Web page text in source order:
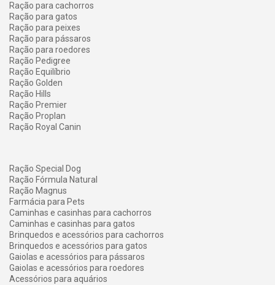
Ração para cachorros
Ração para gatos
Ração para peixes
Ração para pássaros
Ração para roedores
Ração Pedigree
Ração Equilíbrio
Ração Golden
Ração Hills
Ração Premier
Ração Proplan
Ração Royal Canin
Ração Special Dog
Ração Fórmula Natural
Ração Magnus
Farmácia para Pets
Caminhas e casinhas para cachorros
Caminhas e casinhas para gatos
Brinquedos e acessórios para cachorros
Brinquedos e acessórios para gatos
Gaiolas e acessórios para pássaros
Gaiolas e acessórios para roedores
Acessórios para aquários